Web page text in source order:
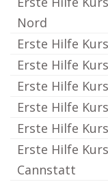
Nord
Erste Hilfe
Erste Hilfe
Erste Hilfe
Erste Hilfe
Erste Hilfe
Erste Hilfe
Cannstatt